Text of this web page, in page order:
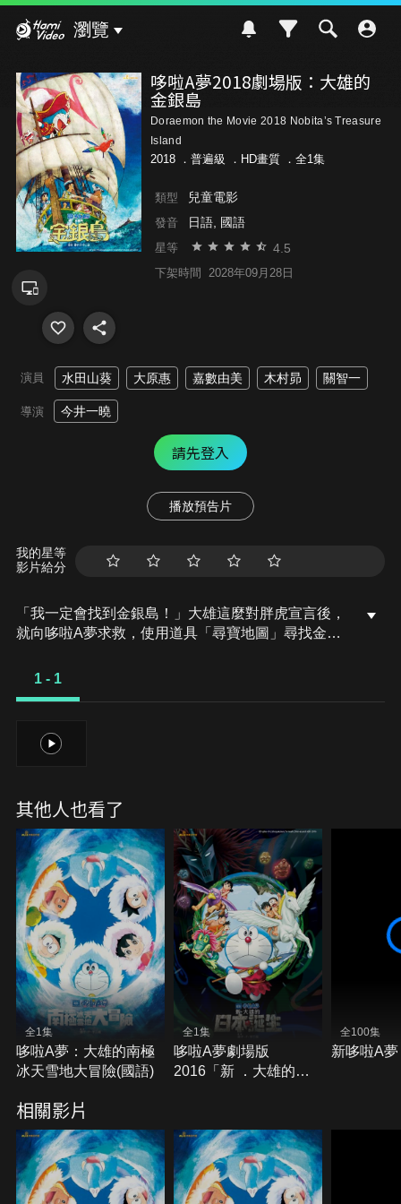
瀏覽
哆啦A夢2018劇場版：大雄的
金銀島
Doraemon the Movie 2018 Nobita’s Treasure
Island
2018 ． 普遍級 ．HD畫質 ．全1集
類型 兒童電影
發音 日語, 國語
星等 4.5
下架時間 2028年09月28日
演員 水田山葵 大原惠 嘉數由美 木村昴 關智一
導演 今井一曉
請先登入
播放預告片
我的星等
影片給分
「我一定會找到金銀島！」大雄這麼對胖虎宣言後，
就向哆啦A夢求救，使用道具「尋寶地圖」尋找金銀
出來的新島嶼。大雄一行人搭著名為「大雄奧拉號」
靜香卻被抓到海盜船上了…
1 - 1
1
其他人也看了
全1集
哆啦A夢：大雄的南極
冰天雪地大冒險(國語)
全1集
哆啦A夢劇場版
2016「新 ．大雄的日
全100集
新哆啦A夢
相關影片